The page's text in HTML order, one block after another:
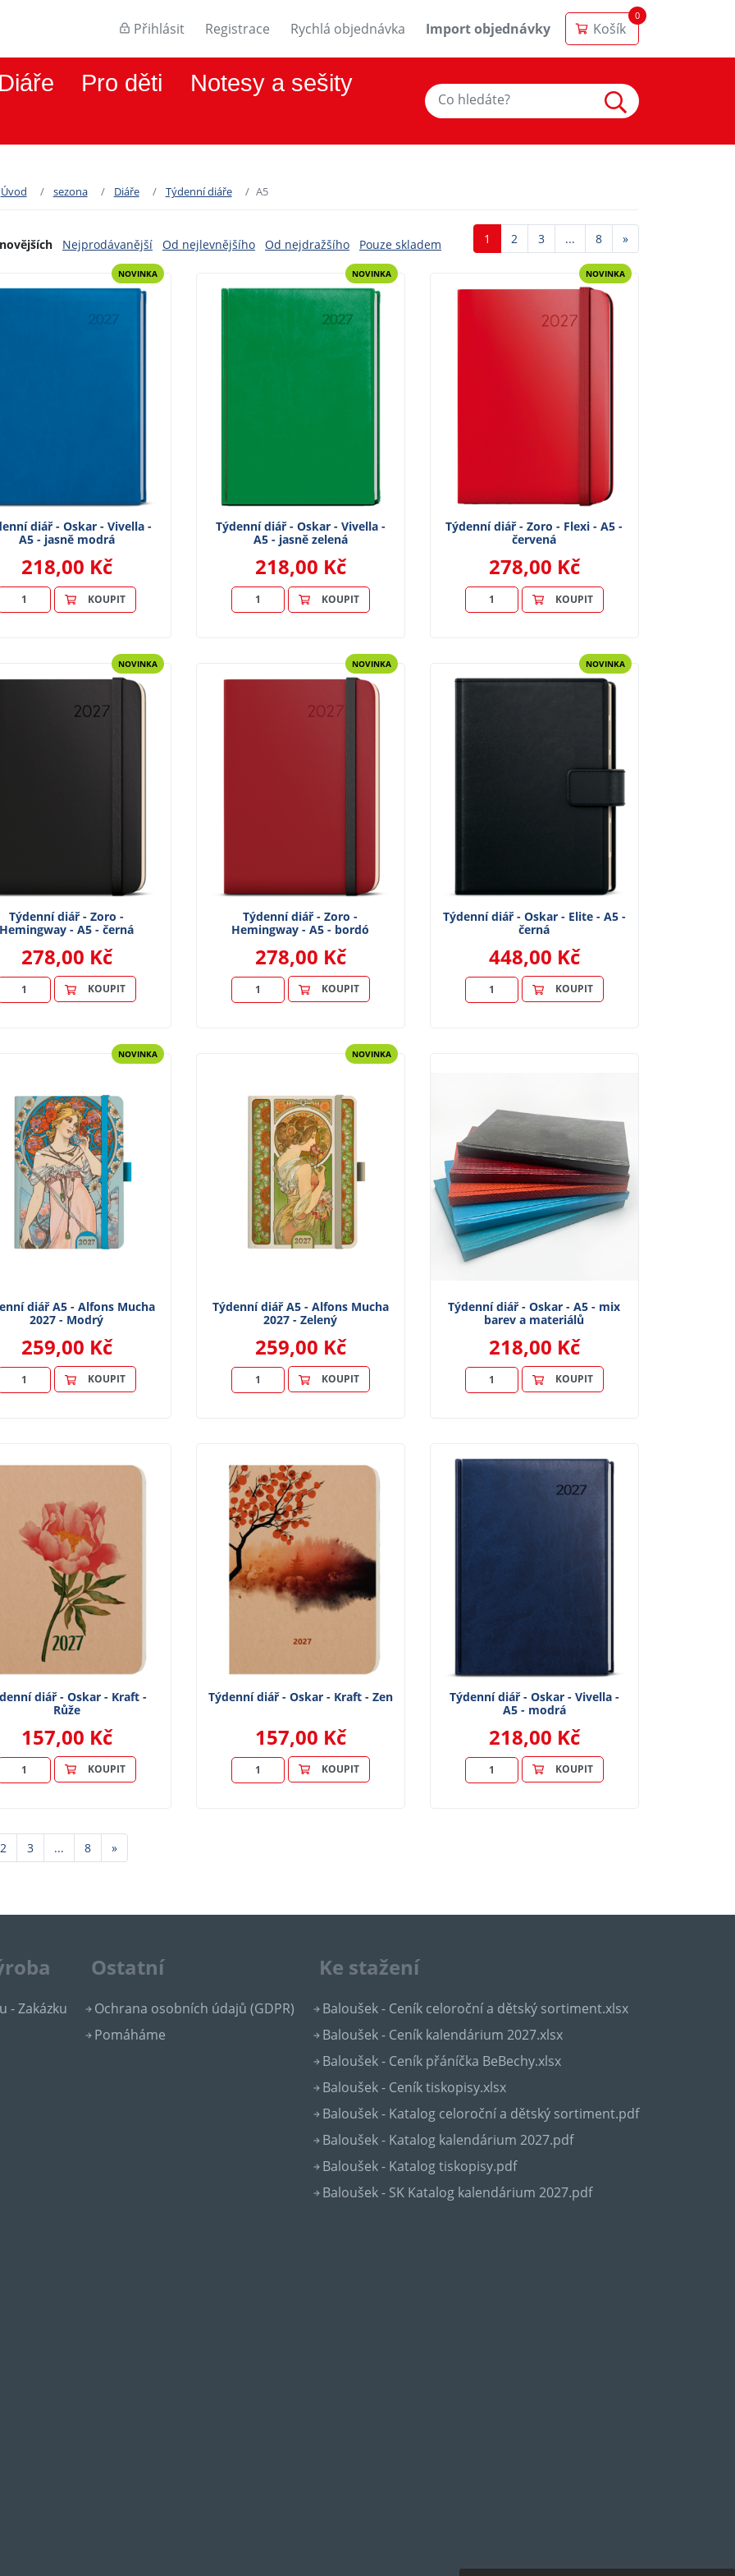
Přihlásit Registrace Rychlá objednávka Import objednávky Košík
0
Pro děti Notesy a sešity
Úvod sezona Diáře Týdenní diáře A5
Nejprodávanější Od nejlevnějšího Od nejdražšího Pouze skladem 1 2 3 ... 8 »Další
NOVINKA
diář - Oskar - Vivella -
A5 - jasně modrá
218,00 Kč
KOUPIT
NOVINKA
Týdenní diář - Oskar - Vivella -
A5 - jasně zelená
218,00 Kč
KOUPIT
NOVINKA
Týdenní diář - Zoro - Flexi - A5 -
červená
278,00 Kč
KOUPIT
NOVINKA
Týdenní diář - Zoro -
Hemingway - A5 - černá
278,00 Kč
KOUPIT
NOVINKA
Týdenní diář - Zoro -
Hemingway - A5 - bordó
278,00 Kč
KOUPIT
NOVINKA
Týdenní diář - Oskar - Elite - A5 -
černá
448,00 Kč
KOUPIT
NOVINKA
diář A5 - Alfons Mucha
2027 - Modrý
259,00 Kč
KOUPIT
NOVINKA
Týdenní diář A5 - Alfons Mucha
2027 - Zelený
259,00 Kč
KOUPIT
Týdenní diář - Oskar - A5 - mix
barev a materiálů
218,00 Kč
KOUPIT
diář - Oskar - Kraft -
Růže
157,00 Kč
KOUPIT
Týdenní diář - Oskar - Kraft - Zen
157,00 Kč
KOUPIT
Týdenní diář - Oskar - Vivella -
A5 - modrá
218,00 Kč
KOUPIT
2 3 ... 8 »Další
- Zakázku
Ostatní
Ochrana osobních údajů (GDPR)
Pomáháme
Ke stažení
Baloušek - Ceník celoroční a dětský sortiment.xlsx
Baloušek - Ceník kalendárium 2027.xlsx
Baloušek - Ceník přáníčka BeBechy.xlsx
Baloušek - Ceník tiskopisy.xlsx
Baloušek - Katalog celoroční a dětský sortiment.pdf
Baloušek - Katalog kalendárium 2027.pdf
Baloušek - Katalog tiskopisy.pdf
Baloušek - SK Katalog kalendárium 2027.pdf